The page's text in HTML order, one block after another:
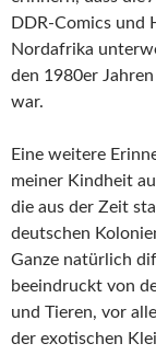
DDR-Comics und
Nordafrika
den 1980er
war.
Eine weitere
meiner Kindheit
die aus der Zeit
deutschen
Ganze natürlich
beeindruckt von
und Tieren, vor
der exotischen